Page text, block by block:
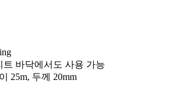
트 바닥에서도 사용 가능
25m, 두께 20mm